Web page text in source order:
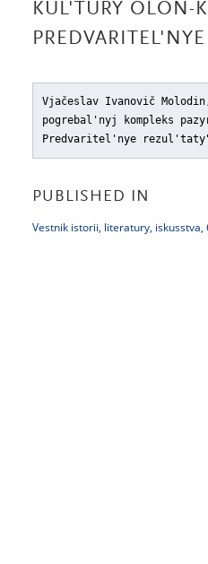
KUL'TURY OLON-
Vjačeslav Ivanovič
pogrebal'nyj kompleks
Predvaritel'nye
PUBLISHED IN
Vestnik istorii, literatury, iskusstva,